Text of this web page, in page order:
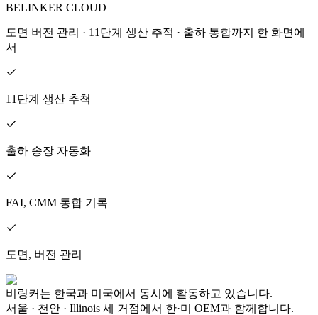
BELINKER CLOUD
도면 버전 관리 · 11단계 생산 추적 · 출하 통합까지 한 화면에
서
11단계 생산 추척
출하 송장 자동화
FAI, CMM 통합 기록
도면, 버전 관리
비링커 는 한국과 미국에서 동시에 활동하고 있습니다.
서울 · 천안 · Illinois 세 거점에서 한·미 OEM과 함께합니다.